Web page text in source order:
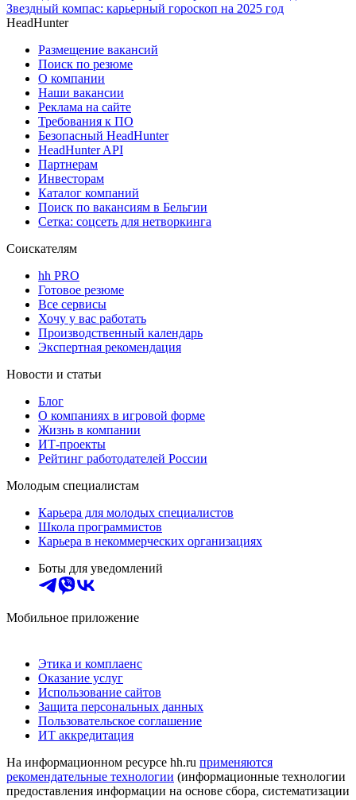
Звездный компас: карьерный гороскоп на 2025 год
HeadHunter
Размещение вакансий
Поиск по резюме
О компании
Наши вакансии
Реклама на сайте
Требования к ПО
Безопасный HeadHunter
HeadHunter API
Партнерам
Инвесторам
Каталог компаний
Поиск по вакансиям в Бельгии
Сетка: соцсеть для нетворкинга
Соискателям
hh PRO
Готовое резюме
Все сервисы
Хочу у вас работать
Производственный календарь
Экспертная рекомендация
Новости и статьи
Блог
О компаниях в игровой форме
Жизнь в компании
ИТ-проекты
Рейтинг работодателей России
Молодым специалистам
Карьера для молодых специалистов
Школа программистов
Карьера в некоммерческих организациях
Боты для уведомлений
Мобильное приложение
Этика и комплаенс
Оказание услуг
Использование сайтов
Защита персональных данных
Пользовательское соглашение
ИТ аккредитация
На информационном ресурсе hh.ru применяются
рекомендательные технологии (информационные технологии
предоставления информации на основе сбора, систематизации